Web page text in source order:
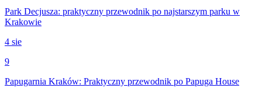
Park Decjusza: praktyczny przewodnik po najstarszym parku w
Krakowie
4 sie
9
Papugarnia Kraków: Praktyczny przewodnik po Papuga House